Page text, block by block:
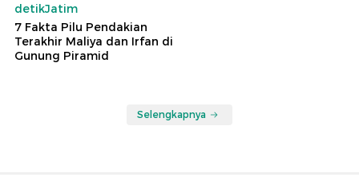
detikJatim
7 Fakta Pilu Pendakian
Terakhir Maliya dan Irfan di
Gunung Piramid
Selengkapnya